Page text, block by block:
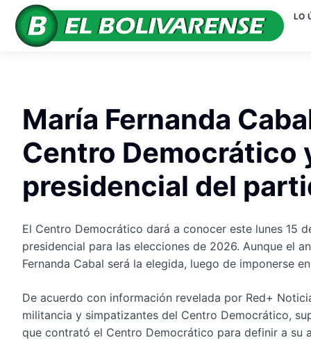
LO
María Fernanda
Centro Democrático
presidencial del
El Centro Democrático dará a conocer este lunes 15
presidencial para las elecciones de 2026. Aunque el
Fernanda Cabal será la elegida, luego de imponerse
De acuerdo con información revelada por Red+
militancia y simpatizantes del Centro Democrático,
que contrató el Centro Democrático para definir a su